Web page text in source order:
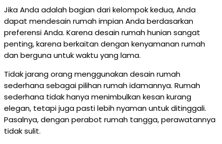
Jika Anda adalah bagian dari kelompok kedua, Anda
dapat mendesain rumah impian Anda berdasarkan
preferensi Anda. Karena desain rumah hunian sangat
penting, karena berkaitan dengan kenyamanan rumah
dan berguna untuk waktu yang lama.
Tidak jarang orang menggunakan desain rumah
sederhana sebagai pilihan rumah idamannya. Rumah
sederhana tidak hanya menimbulkan kesan kurang
elegan, tetapi juga pasti lebih nyaman untuk ditinggali.
Pasalnya, dengan perabot rumah tangga, perawatannya
tidak sulit.